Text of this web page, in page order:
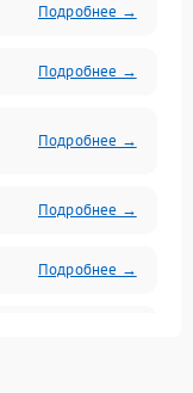
Подробнее →
Подробнее →
Подробнее →
Подробнее →
Подробнее →